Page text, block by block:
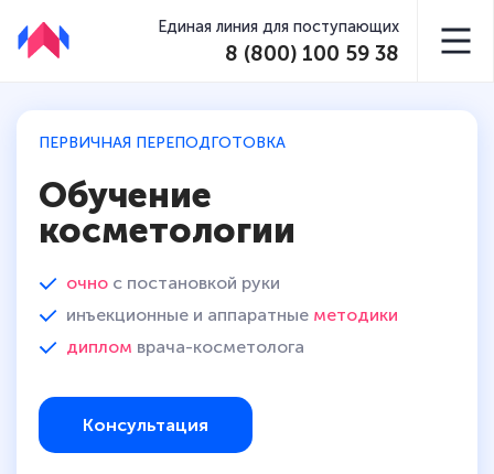
Единая линия для поступающих
8 (800) 100 59 38
ПЕРВИЧНАЯ ПЕРЕПОДГОТОВКА
Обучение
косметологии
очно с постановкой руки
инъекционные и аппаратные методики
диплом врача-косметолога
Консультация